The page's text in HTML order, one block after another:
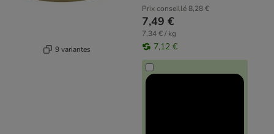
9 variantes
Prix conseillé8,28 €
7,49 €
7,34 € / kg
7,12 €